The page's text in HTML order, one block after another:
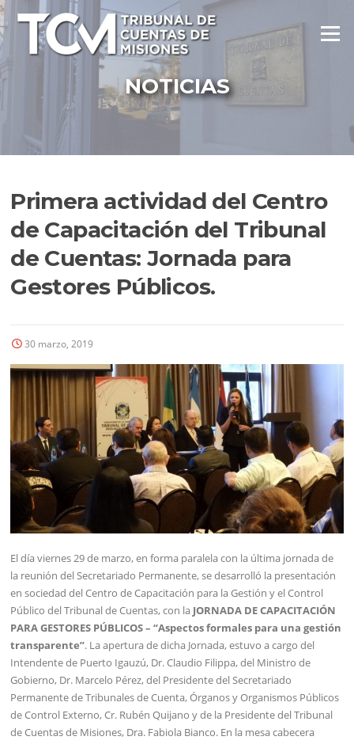
Ir
al
contenido
Menú
NOTICIAS
Primera actividad del Centro
de Capacitación del Tribunal
de Cuentas: Jornada para
Gestores Públicos.
30 marzo, 2019
El día viernes 29 de marzo, en forma paralela con la última jornada de
la reunión del Secretariado Permanente, se desarrolló la presentación
en sociedad del Centro de Capacitación para la Gestión y el Control
Público del Tribunal de Cuentas, con la JORNADA DE CAPACITACIÓN
PARA GESTORES PÚBLICOS – “Aspectos formales para una gestión
transparente”. La apertura de dicha Jornada, estuvo a cargo del
Intendente de Puerto Igauzú, Dr. Claudio Filippa, del Ministro de
Gobierno, Dr. Marcelo Pérez, del Presidente del Secretariado
Permanente de Tribunales de Cuenta, Órganos y Organismos Públicos
de Control Externo, Cr. Rubén Quijano y de la Presidente del Tribunal
de Cuentas de Misiones, Dra. Fabiola Bianco. En la mesa cabecera